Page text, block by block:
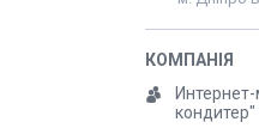
кондитер"